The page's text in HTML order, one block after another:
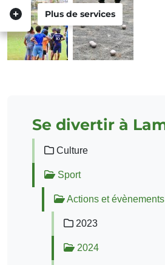
Plus de services
Se divertir à
Culture
Sport
Actions et évènements
2023
2024